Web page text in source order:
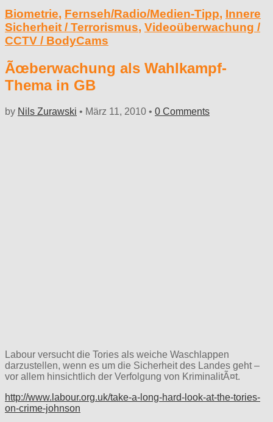
Biometrie, Fernseh/Radio/Medien-Tipp, Innere
Sicherheit / Terrorismus, Videoüberwachung /
CCTV / BodyCams
Ãœberwachung als Wahlkampf-
Thema in GB
by Nils Zurawski • März 11, 2010 • 0 Comments
Labour versucht die Tories als weiche Waschlappen
darzustellen, wenn es um die Sicherheit des Landes geht –
vor allem hinsichtlich der Verfolgung von KriminalitÃ¤t.
http://www.labour.org.uk/take-a-long-hard-look-at-the-tories-
on-crime-johnson